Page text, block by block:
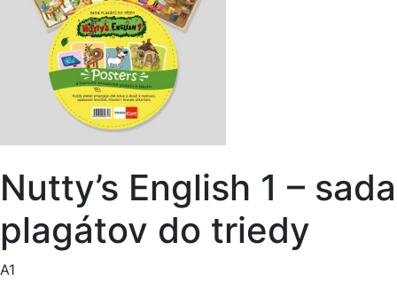
Nutty’s English 1 – sada
plagátov do triedy
A1